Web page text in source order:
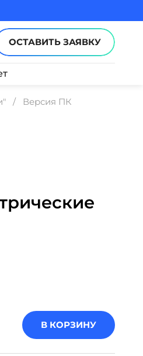
ОСТАВИТЬ ЗАЯВКУ
Версия ПК
В КОРЗИНУ